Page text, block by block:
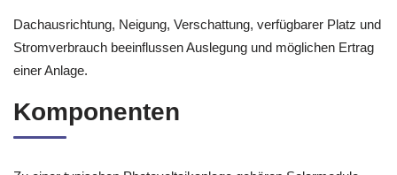
Dachausrichtung, Neigung, Verschattung, verfügbarer Platz und
Stromverbrauch beeinflussen Auslegung und möglichen Ertrag
einer Anlage.
Komponenten